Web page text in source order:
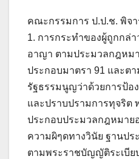
คณะกรรมการ ป.ป.ช. พิจ
1. การกระทำของผู้ถูกกล่
อาญา ตามประมวลกฎหม
ประกอบมาตรา 91 และต
รัฐธรรมนูญว่าด้วยการป้อ
และปราบปรามการทุจริต
ประกอบประมวลกฎหมาย
ความผิๆดทางวินัย ฐานปร
ตามพระราชบัญญัติระเบีย